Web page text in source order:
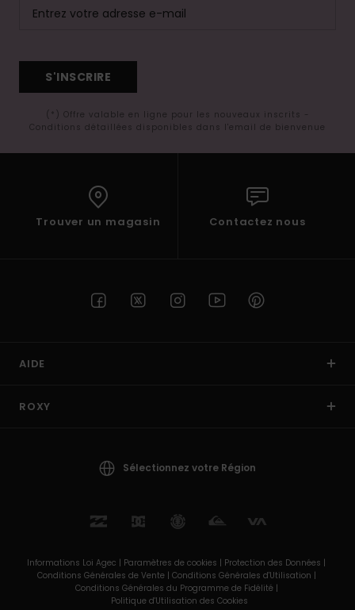
S'INSCRIRE
(*) Offre valable en ligne pour les nouveaux inscrits -
Conditions détaillées disponibles dans l'email de bienvenue
Trouver un magasin Contactez nous
AIDE
ROXY
Sélectionnez votre Région
Informations Loi Agec | Paramètres de cookies | Protection des Données |
Conditions Générales de Vente | Conditions Générales d'Utilisation |
Conditions Générales du Programme de Fidélité |
Politique d'Utilisation des Cookies